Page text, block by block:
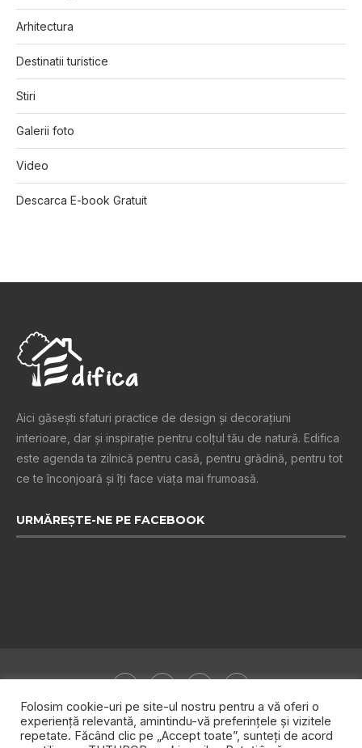
Arhitectura
Destinatii turistice
Stiri
Galerii foto
Video
Descarca E-book Gratuit
Aici găsești sfaturi practice de design şi decoraţiuni
interioare, dar și inspiraţie pentru colţul tău de natură. Edifica
este agenda ta zilnică pentru casă, pentru grădină, pentru tot
ce te înconjoară şi îţi face viaţa mai frumoasă.
URMĂREȘTE-NE PE FACEBOOK
Folosim cookie-uri pe site-ul nostru pentru a vă oferi o
experiență relevantă, amintindu-vă preferințele și vizitele
repetate. Făcând clic pe „Accept toate”, sunteți de acord